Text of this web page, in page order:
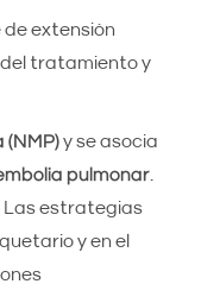
extensión
tratamiento y
y se asocia
pulmonar.
Las estrategias
y en el